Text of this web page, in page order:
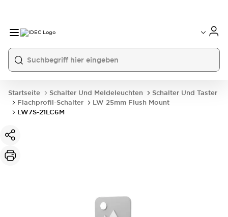
Startseite Schalter Und Meldeleuchten
Schalter Und Taster
Flachprofil-Schalter
LW 25mm Flush Mount
LW7S-21LC6M